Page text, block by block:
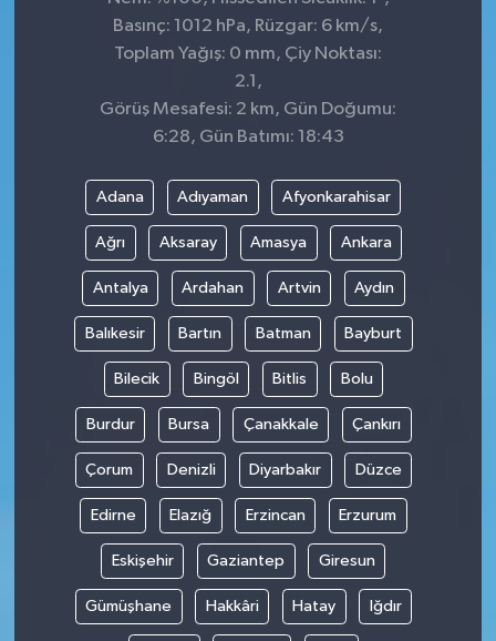
Basınç: 1012 hPa, Rüzgar: 6 km/s,
Toplam Yağış: 0 mm, Çiy Noktası:
2.1,
Görüş Mesafesi: 2 km, Gün Doğumu:
6:28, Gün Batımı: 18:43
Adana Adıyaman Afyonkarahisar
Ağrı Aksaray Amasya Ankara
Antalya Ardahan Artvin Aydın
Balıkesir Bartın Batman Bayburt
Bilecik Bingöl Bitlis Bolu
Burdur Bursa Çanakkale Çankırı
Çorum Denizli Diyarbakır Düzce
Edirne Elazığ Erzincan Erzurum
Eskişehir Gaziantep Giresun
Gümüşhane Hakkâri Hatay Iğdır
KÜLTÜR-SANAT
ÖZEL HABER
POLİTİKA
SİYASET
SPOR
TEKNOLOJİ
VEFATLAR
Yerel